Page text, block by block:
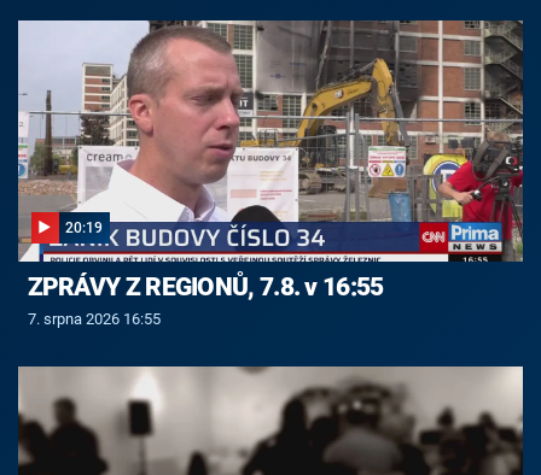
20:19
ZPRÁVY Z REGIONŮ, 7.8. v 16:55
7. srpna 2026 16:55